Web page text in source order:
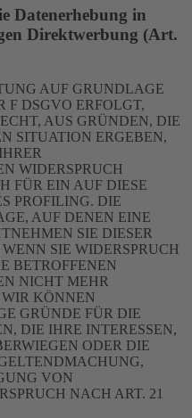
Datenerhebung in
Direktwerbung (Art.
AUF GRUNDLAGE
F DSGVO ERFOLGT,
AUS GRÜNDEN, DIE
SITUATION ERGEBEN,
WIDERSPRUCH
FÜR EIN AUF DIESE
PROFILING. DIE
AUF DENEN EINE
SIE DIESER
SIE WIDERSPRUCH
BETROFFENEN
NICHT MEHR
KÖNNEN
GRÜNDE FÜR DIE
DIE IHRE INTERESSEN,
ODER DIE
VON
NACH ART. 21